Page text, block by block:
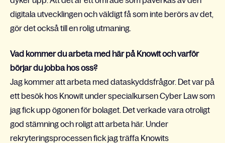
digitala utvecklingen och väldigt få som inte berörs av det,
gör det också till en rolig utmaning.
Vad kommer du arbeta med här på Knowit och varför
börjar du jobba hos oss?
Jag kommer att arbeta med dataskyddsfrågor. Det var på
ett besök hos Knowit under specialkursen Cyber Law som
jag fick upp ögonen för bolaget. Det verkade vara otroligt
god stämning och roligt att arbeta här. Under
rekryteringsprocessen fick jag träffa Knowits